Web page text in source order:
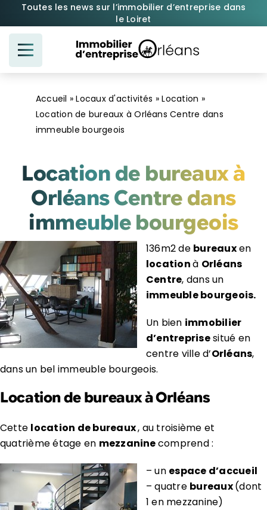
Passer
contenu
Toutes les news sur l’immobilier d’entreprise dans
le Loiret
Accueil »Locaux d'activités »Location »
Location de bureaux à Orléans Centre dans
immeuble bourgeois
Location de bureaux à
Orléans Centre dans
immeuble bourgeois
136m2 de bureauxen
locationà Orléans
Centre, dans un
immeuble bourgeois.
Un bien immobilier
d’entreprisesitué en
centre ville d’Orléans,
dans un bel immeuble bourgeois.
Location de bureaux à Orléans
Cette location de bureaux, au troisième et
quatrième étage en mezzaninecomprend :
– un espace d’accueil
– quatre bureaux(dont
1 en mezzanine)